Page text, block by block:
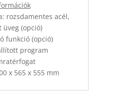
rozsdamentes acél,
üveg (opció)
funkció (opció)
program
x 565 x 555 mm